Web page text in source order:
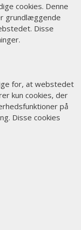
cookies. Denne
grundlæggende
Disse
for, at webstedet
kun cookies, der
på
Disse cookies